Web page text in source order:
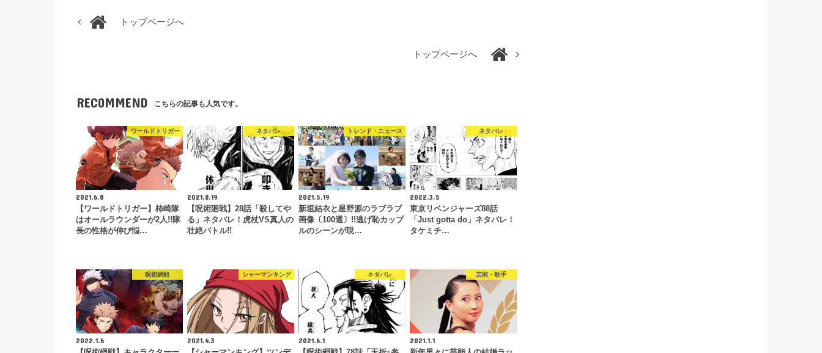
トップページへ
トップページへ
RECOMMEND こちらの記事も人気です。
ワールドトリガー
2021.6.8
【ワールドトリガー】柿崎隊
はオールラウンダーが2人!!隊
長の性格が伸び悩…
ネタバレ
2021.8.19
【呪術廻戦】28話「殺してや
る」ネタバレ！虎杖VS真人の
壮絶バトル!!
トレンド・ニュース
2021.5.19
新垣結衣と星野源のラブラブ
画像〔100選〕!!逃げ恥カップ
ルのシーンが現…
ネタバレ
2022.3.5
東京リベンジャーズ88話
「Just gotta do」ネタバレ！
タケミチ…
呪術廻戦
2022.1.6
シャーマンキング
2021.4.3
ネタバレ
2021.6.1
芸能・歌手
2021.1.1